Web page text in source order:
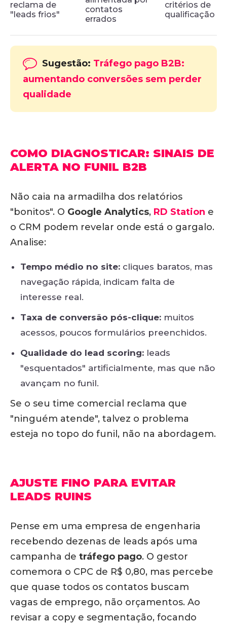
reclama de
"leads frios"
contatos
errados
critérios de
qualificação
Sugestão: Tráfego pago B2B:
aumentando conversões sem perder
qualidade
COMO DIAGNOSTICAR: SINAIS DE
ALERTA NO FUNIL B2B
Não caia na armadilha dos relatórios
"bonitos". O Google Analytics, RD Station e
o CRM podem revelar onde está o gargalo.
Analise:
Tempo médio no site: cliques baratos, mas
navegação rápida, indicam falta de
interesse real.
Taxa de conversão pós-clique: muitos
acessos, poucos formulários preenchidos.
Qualidade do lead scoring: leads
"esquentados" artificialmente, mas que não
avançam no funil.
Se o seu time comercial reclama que
"ninguém atende", talvez o problema
esteja no topo do funil, não na abordagem.
AJUSTE FINO PARA EVITAR
LEADS RUINS
Pense em uma empresa de engenharia
recebendo dezenas de leads após uma
campanha de tráfego pago. O gestor
comemora o CPC de R$ 0,80, mas percebe
que quase todos os contatos buscam
vagas de emprego, não orçamentos. Ao
revisar a copy e segmentação, focando